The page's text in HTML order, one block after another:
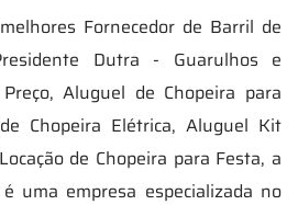
Fornecedor de Barril de
Dutra - Guarulhos e
Aluguel de Chopeira para
Chopeira Elétrica, Aluguel Kit
de Chopeira para Festa, a
uma empresa especializada no